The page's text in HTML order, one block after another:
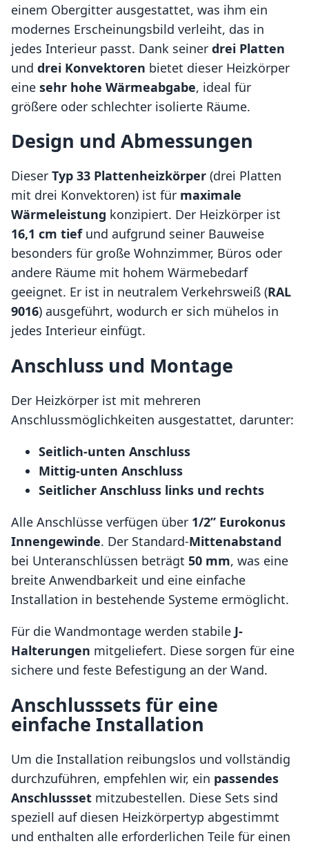
einem Obergitter ausgestattet, was ihm ein
modernes Erscheinungsbild verleiht, das in
jedes Interieur passt. Dank seiner drei Platten
und drei Konvektoren bietet dieser Heizkörper
eine sehr hohe Wärmeabgabe, ideal für
größere oder schlechter isolierte Räume.
Design und Abmessungen
Dieser Typ 33 Plattenheizkörper (drei Platten
mit drei Konvektoren) ist für maximale
Wärmeleistung konzipiert. Der Heizkörper ist
16,1 cm tiefund aufgrund seiner Bauweise
besonders für große Wohnzimmer, Büros oder
andere Räume mit hohem Wärmebedarf
geeignet. Er ist in neutralem Verkehrsweiß (RAL
9016) ausgeführt, wodurch er sich mühelos in
jedes Interieur einfügt.
Anschluss und Montage
Der Heizkörper ist mit mehreren
Anschlussmöglichkeiten ausgestattet, darunter:
Seitlich-unten Anschluss
Mittig-unten Anschluss
Seitlicher Anschluss links und rechts
Alle Anschlüsse verfügen über 1/2” Eurokonus
Innengewinde. Der Standard-Mittenabstand
bei Unteranschlüssen beträgt 50 mm, was eine
breite Anwendbarkeit und eine einfache
Installation in bestehende Systeme ermöglicht.
Für die Wandmontage werden stabile J-
Halterungen mitgeliefert. Diese sorgen für eine
sichere und feste Befestigung an der Wand.
Anschlusssets für eine
einfache Installation
Um die Installation reibungslos und vollständig
durchzuführen, empfehlen wir, ein passendes
Anschlussset mitzubestellen. Diese Sets sind
speziell auf diesen Heizkörpertyp abgestimmt
und enthalten alle erforderlichen Teile für einen